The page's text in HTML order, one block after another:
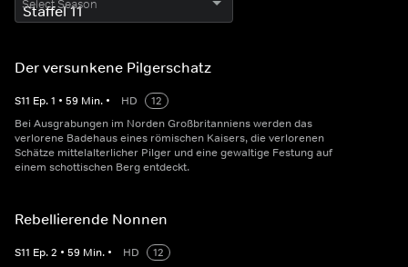
Select Season
Der versunkene Pilgerschatz
S11 Ep.1 • 59 Min. • HD
12
Bei Ausgrabungen im Norden Großbritanniens werden das
verlorene Badehaus eines römischen Kaisers, die verlorenen
Schätze mittelalterlicher Pilger und eine gewaltige Festung auf
einem schottischen Berg entdeckt.
Rebellierende Nonnen
S11 Ep.2 • 59 Min. • HD
12